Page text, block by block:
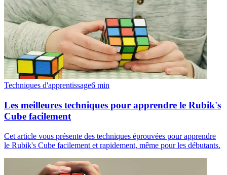
Techniques d'apprentissage6 min
Les meilleures techniques pour apprendre le Rubik's
Cube facilement
Cet article vous présente des techniques éprouvées pour apprendre
le Rubik's Cube facilement et rapidement, même pour les débutants.